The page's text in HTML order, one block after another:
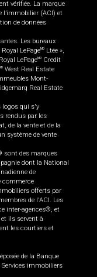
vérifiée. La marque
l’immobilier (ACI) et
de données
Les bureaux
LePageMD
Ltée »,
LePageMD
Credit
West Real Estate
Mont-
Real Estate
logos qui s'y
rendus par les
de la vente et de la
système de vente
sont des marques
dont la National
de
commerce
offerts par
de l'ACI. Les
inter-agences®, et
ils servent à
les courtiers et
de la Banque
Services immobiliers